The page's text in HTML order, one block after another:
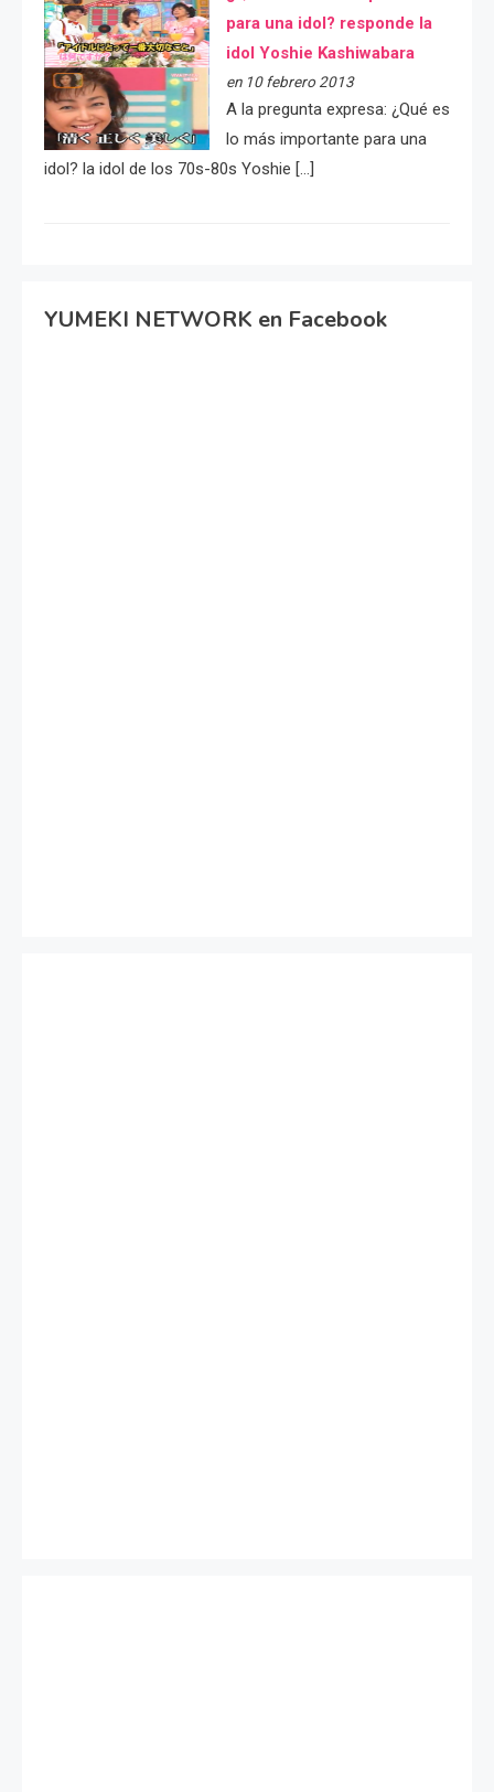
para una idol? responde la
idol Yoshie Kashiwabara
en 10 febrero 2013
A la pregunta expresa: ¿Qué es
lo más importante para una
idol? la idol de los 70s-80s Yoshie […]
YUMEKI NETWORK en Facebook